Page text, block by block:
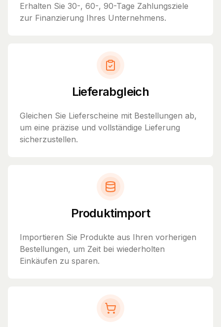
Erhalten Sie 30-, 60-, 90-Tage Zahlungsziele
zur Finanzierung Ihres Unternehmens.
Lieferabgleich
Gleichen Sie Lieferscheine mit Bestellungen ab,
um eine präzise und vollständige Lieferung
sicherzustellen.
Produktimport
Importieren Sie Produkte aus Ihren vorherigen
Bestellungen, um Zeit bei wiederholten
Einkäufen zu sparen.